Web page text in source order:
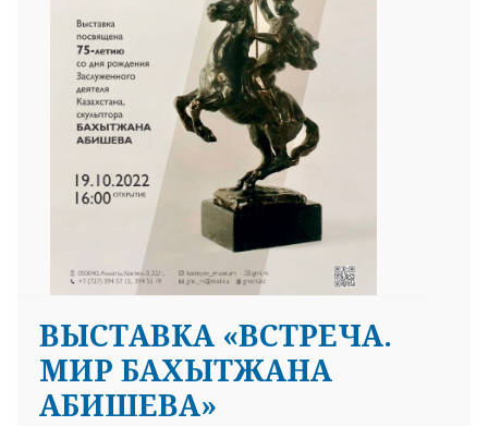
ВЫСТАВКА «ВСТРЕЧА.
МИР БАХЫТЖАНА
АБИШЕВА»